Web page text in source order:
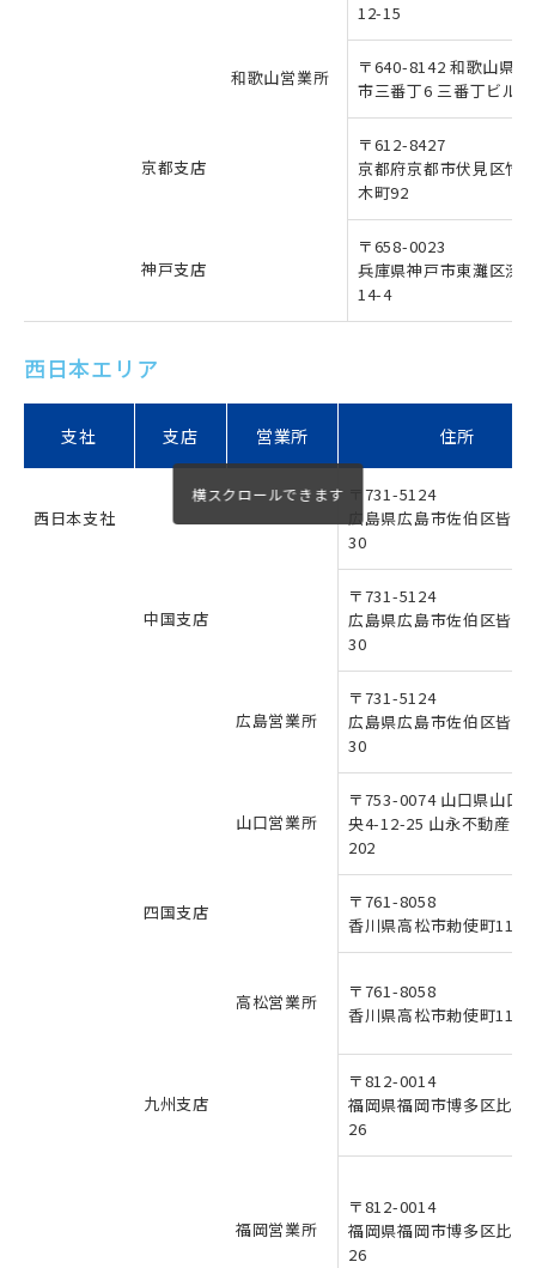
12-15
和歌山営業所
〒640-8142 和歌山県
市三番丁6 三番丁ビル
京都支店
〒612-8427
京都府京都市伏見区竹
木町92
神戸支店
〒658-0023
兵庫県神戸市東灘区深
14-4
西日本エリア
支社 支店 営業所 住所
西日本支社
〒731-5124
広島県広島市佐伯区皆
30
中国支店
〒731-5124
広島県広島市佐伯区皆賀
30
広島営業所
〒731-5124
広島県広島市佐伯区皆賀
30
山口営業所
〒753-0074 山口県山口
央4-12-25 山永不動産ビ
202
四国支店
〒761-8058
香川県高松市勅使町
高松営業所
〒761-8058
香川県高松市勅使町
九州支店
〒812-0014
福岡県福岡市博多区比恵
26
福岡営業所
〒812-0014
福岡県福岡市博多区比恵
26